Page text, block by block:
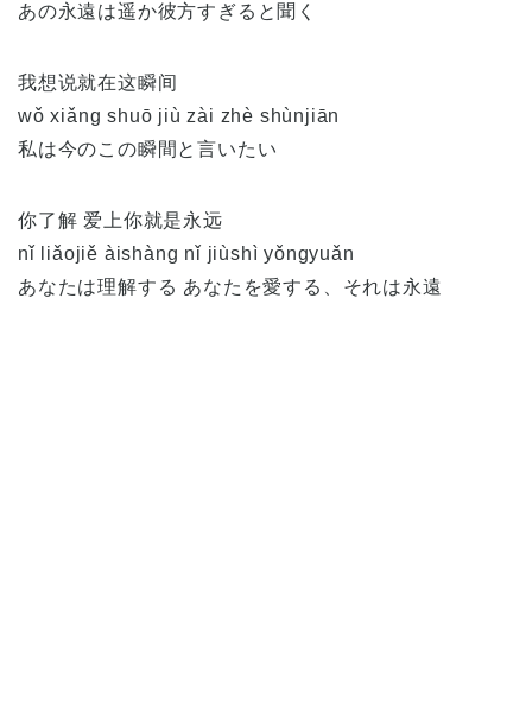
あの永遠は遥か彼方すぎると聞く
我想说就在这瞬间
wǒ xiǎng shuō jiù zài zhè shùnjiān
私は今のこの瞬間と言いたい
你了解 爱上你就是永远
nǐ liǎojiě àishàng nǐ jiùshì yǒngyuǎn
あなたは理解する あなたを愛する、それは永遠